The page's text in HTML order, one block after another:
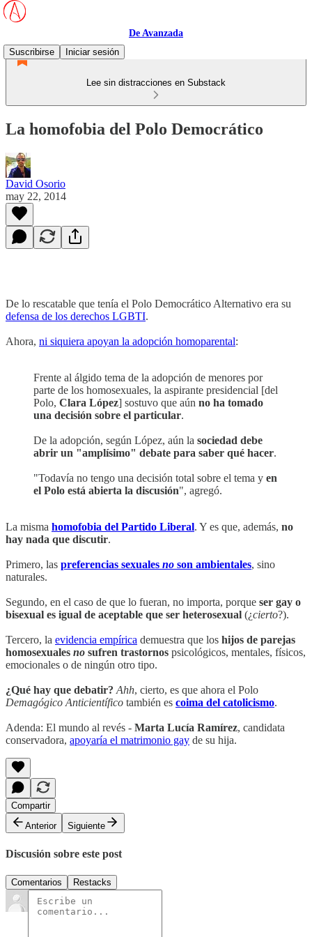
De Avanzada
Suscribirse
Iniciar sesión
Lee sin distracciones en Substack
La homofobia del Polo Democrático
David Osorio
may 22, 2014
De lo rescatable que tenía el Polo Democrático Alternativo era su
defensa de los derechos LGBTI.
Ahora, ni siquiera apoyan la adopción homoparental:
Frente al álgido tema de la adopción de menores por
parte de los homosexuales, la aspirante presidencial [del
Polo, Clara López] sostuvo que aún no ha tomado
una decisión sobre el particular.
De la adopción, según López, aún la sociedad debe
abrir un "amplísimo" debate para saber qué hacer.
"Todavía no tengo una decisión total sobre el tema y en
el Polo está abierta la discusión", agregó.
La misma homofobia del Partido Liberal. Y es que, además, no
hay nada que discutir.
Primero, las preferencias sexuales no son ambientales, sino
naturales.
Segundo, en el caso de que lo fueran, no importa, porque ser gay o
bisexual es igual de aceptable que ser heterosexual (¿cierto?).
Tercero, la evidencia empírica demuestra que los hijos de parejas
homosexuales no sufren trastornos psicológicos, mentales, físicos,
emocionales o de ningún otro tipo.
¿Qué hay que debatir? Ahh, cierto, es que ahora el Polo
Demagógico Anticientífico también es coima del catolicismo.
Adenda: El mundo al revés - Marta Lucía Ramírez, candidata
conservadora, apoyaría el matrimonio gay de su hija.
Compartir
Anterior
Siguiente
Discusión sobre este post
Comentarios Restacks